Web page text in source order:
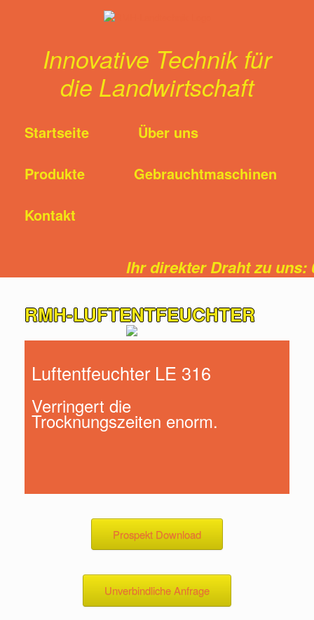
Innovative Technik für
die Landwirtschaft
Startseite Über uns
Produkte Gebrauchtmaschinen
Kontakt
Ihr direkter Draht zu uns:
RMH-LUFTENTFEUCHTER
Luftentfeuchter LE 316
Verringert die
Trocknungszeiten enorm.
Prospekt Download
Unverbindliche Anfrage